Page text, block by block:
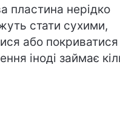
пластина нерідко
стати сухими,
або покриватися
іноді займає